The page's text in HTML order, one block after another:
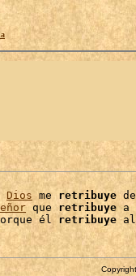
Dios me retribuye
que retribuye a
él retribuye